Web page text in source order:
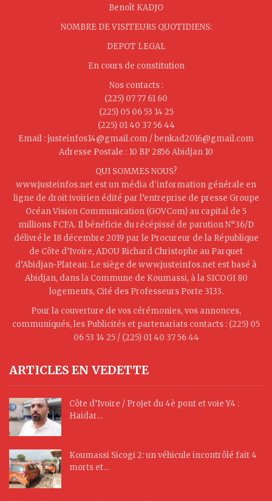
Benoît KADJO
NOMBRE DE VISITEURS QUOTIDIENS:
DEPOT LEGAL
En cours de constitution
Nos contacts :
(225) 07 77 61 60
(225) 05 06 53 14 25
(225) 01 40 37 56 44
Email : justeinfos14@gmail.com / benkad2016@gmail.com
Adresse Postale : 10 BP 2856 Abidjan 10
QUI SOMMES NOUS?
www.justeinfos.net est un média d'information générale en
ligne de droit ivoirien édité par l’entreprise de presse Groupe
Océan Vision Communication (GOVCom) au capital de 5
millions FCFA. Il bénéficie du récépissé de parution N°36/D
délivré le 18 décembre 2019 par le Procureur de la République
de Côte d’Ivoire, ADOU Richard Christophe au Parquet
d’Abidjan-Plateau. Le siège de www.justeinfos.net est basé à
Abidjan, dans la Commune de Koumassi, à la SICOGI 80
logements, Cité des Professeurs Porte 3133.
Pour la couverture de vos cérémonies, vos annonces,
communiqués, les Publicités et partenariats contacts : (225) 05
06 53 14 25 / (225) 01 40 37 56 44
ARTICLES EN VEDETTE
Côte d’Ivoire / Projet du 4è pont et voie Y4 :
Haidar…
Koumassi Sicogi 2: un véhicule incontrôlé fait 4
morts et…